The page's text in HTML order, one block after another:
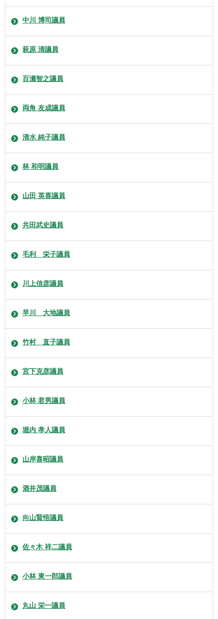
中川 博司議員
萩原 清議員
百瀬智之議員
両角 友成議員
清水 純子議員
林 和明議員
山田 英喜議員
共田武史議員
毛利 栄子議員
川上信彦議員
早川 大地議員
竹村 直子議員
宮下克彦議員
小林 君男議員
堀内 孝人議員
山岸喜昭議員
酒井茂議員
向山賢悟議員
佐々木 祥二議員
小林 東一郎議員
丸山 栄一議員